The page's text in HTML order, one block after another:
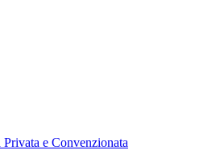
e Convenzionata